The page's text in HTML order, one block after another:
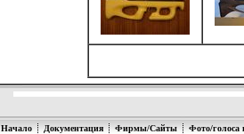
Начало Документация Фирмы/Сайты Фото/голоса